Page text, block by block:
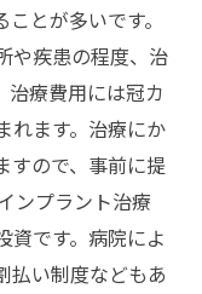
とが多いです。
や疾患の程度、治
治療費用には冠カ
れます。治療にか
すので、事前に提
ンプラント治療
資です。病院によ
払い制度などもあ